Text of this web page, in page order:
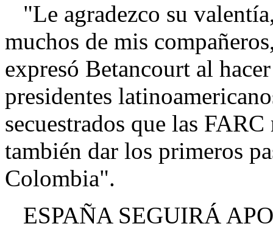
"Le agradezco su
muchos de mis
expresó Betancourt al
presidentes
secuestrados que las
también dar los primeros
Colombia".
ESPAÑA SEGUIRÁ